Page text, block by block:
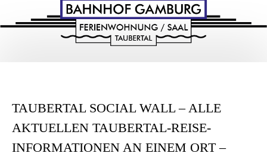
TAUBERTAL SOCIAL WALL – ALLE
AKTUELLEN TAUBERTAL-REISE-
INFORMATIONEN AN EINEM ORT –